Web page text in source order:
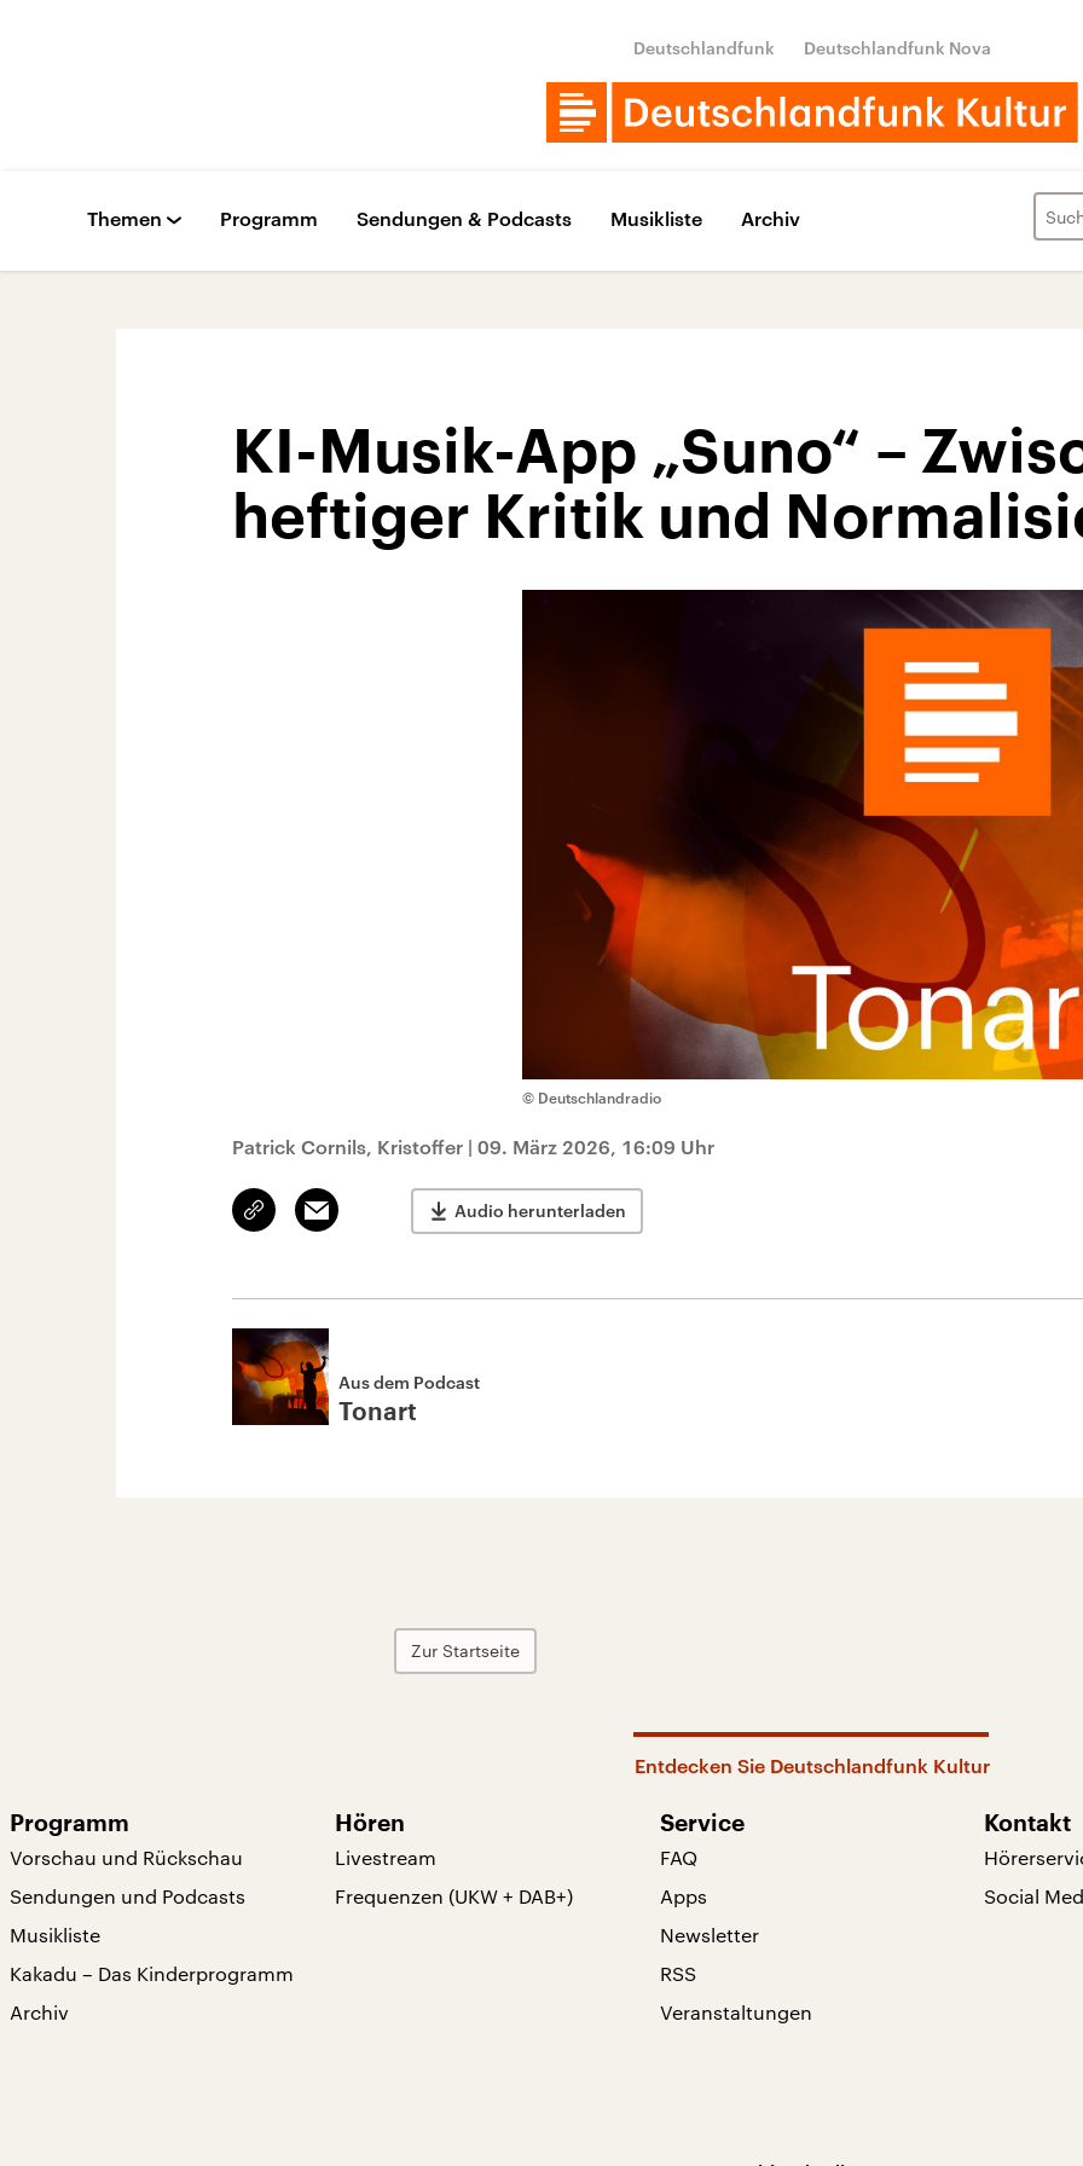
Deutschlandfunk Deutschlandfunk Nova
Themen Programm Sendungen & Podcasts Musikliste Archiv
KI-Musik-App „Suno“ –
heftiger Kritik und
© Deutschlandradio
Patrick Cornils, Kristoffer | 09. März 2026, 16:09 Uhr
Link
kopieren/teilen
Email Audio herunterladen
Aus dem Podcast
Tonart
Zur Startseite
Entdecken Sie Deutschlandfunk Kultur
Programm
Vorschau und Rückschau
Sendungen und Podcasts
Musikliste
Kakadu – Das Kinderprogramm
Archiv
Hören
Livestream
Frequenzen (UKW + DAB+)
Service
FAQ
Apps
Newsletter
RSS
Veranstaltungen
Kontakt
Social